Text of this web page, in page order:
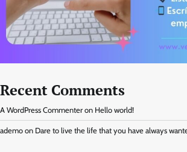
Recent Comments
A WordPress Commenter on Hello world!
ademo on Dare to live the life that you have always